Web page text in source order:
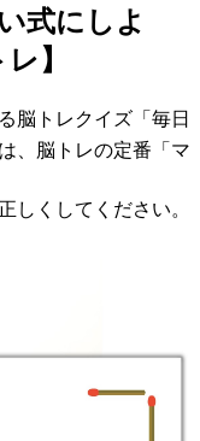
式にしよ
】
脳トレクイズ「毎日
、脳トレの定番「マ
しくしてください。